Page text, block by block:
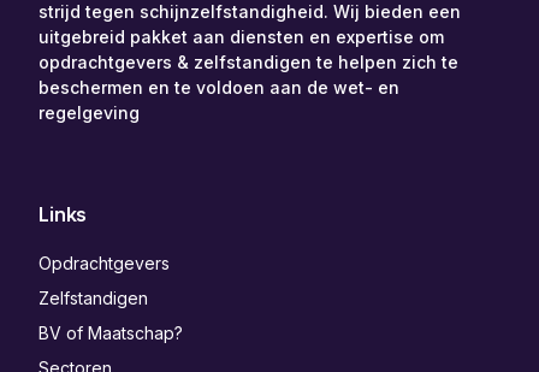
strijd tegen schijnzelfstandigheid. Wij bieden een
uitgebreid pakket aan diensten en expertise om
opdrachtgevers & zelfstandigen te helpen zich te
beschermen en te voldoen aan de wet- en
regelgeving
Links
Opdrachtgevers
Zelfstandigen
BV of Maatschap?
Sectoren